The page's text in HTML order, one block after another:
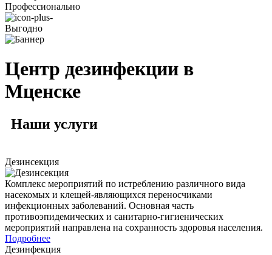
Профессионально
Выгодно
Центр дезинфекции в
Мценске
Наши услуги
Дезинсекция
Комплекс мероприятий по истреблению различного вида
насекомых и клещей-являющихся переносчиками
инфекционных заболеваний. Основная часть
противоэпидемических и санитарно-гигиенических
мероприятий направлена на сохранность здоровья населения.
Подробнее
Дезинфекция